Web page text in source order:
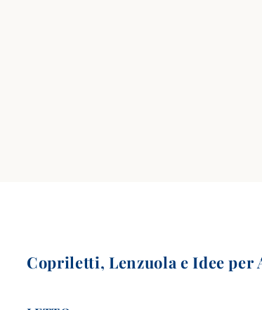
Copriletti, Lenzuola e Idee per